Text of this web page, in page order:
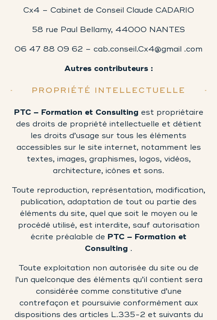
Cx4 – Cabinet de Conseil Claude CADARIO
58 rue Paul Bellamy, 44000 NANTES
06 47 88 09 62 – cab.conseil.Cx4@gmail .com
Autres contributeurs :
PROPRIÉTÉ INTELLECTUELLE
PTC – Formation et Consulting est propriétaire
des droits de propriété intellectuelle et détient
les droits d’usage sur tous les éléments
accessibles sur le site internet, notamment les
textes, images, graphismes, logos, vidéos,
architecture, icônes et sons.
Toute reproduction, représentation, modification,
publication, adaptation de tout ou partie des
éléments du site, quel que soit le moyen ou le
procédé utilisé, est interdite, sauf autorisation
écrite préalable de PTC – Formation et
Consulting .
Toute exploitation non autorisée du site ou de
l’un quelconque des éléments qu’il contient sera
considérée comme constitutive d’une
contrefaçon et poursuivie conformément aux
dispositions des articles L.335-2 et suivants du